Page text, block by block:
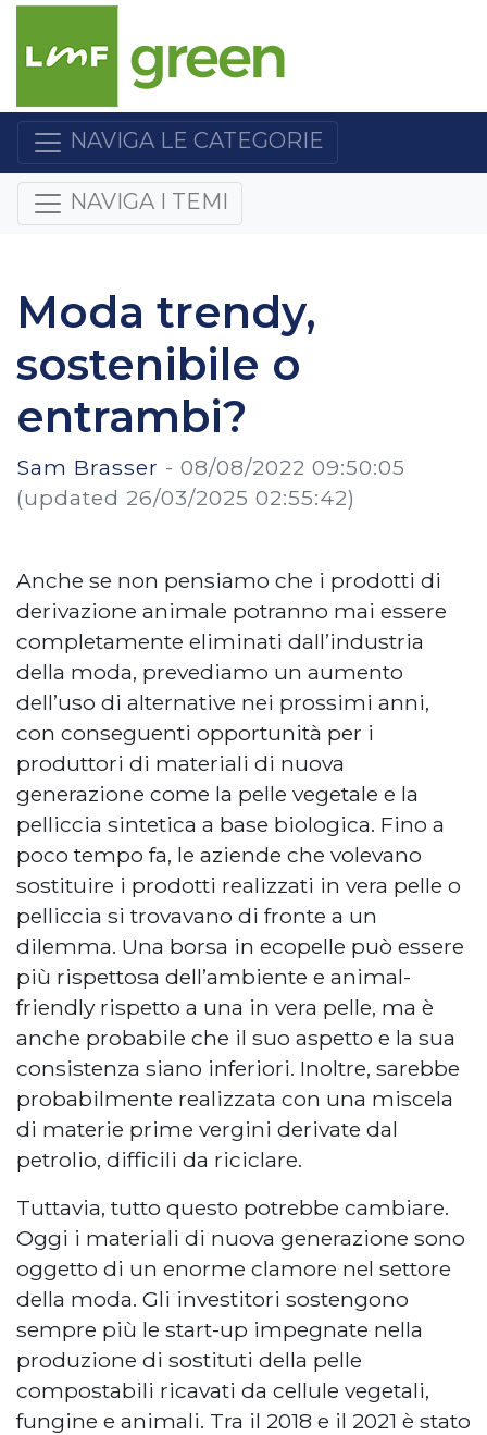
NAVIGA LE CATEGORIE
NAVIGA I TEMI
Moda trendy,
sostenibile o
entrambi?
Sam Brasser - 08/08/2022 09:50:05
(updated 26/03/2025 02:55:42)
Anche se non pensiamo che i prodotti di
derivazione animale potranno mai essere
completamente eliminati dall’industria
della moda, prevediamo un aumento
dell’uso di alternative nei prossimi anni,
con conseguenti opportunità per i
produttori di materiali di nuova
generazione come la pelle vegetale e la
pelliccia sintetica a base biologica. Fino a
poco tempo fa, le aziende che volevano
sostituire i prodotti realizzati in vera pelle o
pelliccia si trovavano di fronte a un
dilemma. Una borsa in ecopelle può essere
più rispettosa dell’ambiente e animal-
friendly rispetto a una in vera pelle, ma è
anche probabile che il suo aspetto e la sua
consistenza siano inferiori. Inoltre, sarebbe
probabilmente realizzata con una miscela
di materie prime vergini derivate dal
petrolio, difficili da riciclare.
Tuttavia, tutto questo potrebbe cambiare.
Oggi i materiali di nuova generazione sono
oggetto di un enorme clamore nel settore
della moda. Gli investitori sostengono
sempre più le start-up impegnate nella
produzione di sostituti della pelle
compostabili ricavati da cellule vegetali,
fungine e animali. Tra il 2018 e il 2021 è stato